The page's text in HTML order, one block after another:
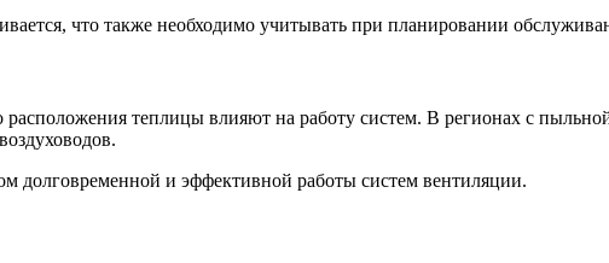
что также необходимо учитывать при планировании
теплицы влияют на работу систем. В регионах с
долговременной и эффективной работы систем вентиляции.